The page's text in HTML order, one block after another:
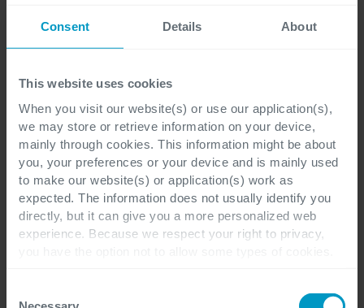
Consent Details About
This website uses cookies
When you visit our website(s) or use our application(s),
we may store or retrieve information on your device,
mainly through cookies. This information might be about
you, your preferences or your device and is mainly used
to make our website(s) or application(s) work as
expected. The information does not usually identify you
directly, but it can give you a more personalized web
experience. Because we respect your right to privacy,
you disable certain cookies, you should be aware that